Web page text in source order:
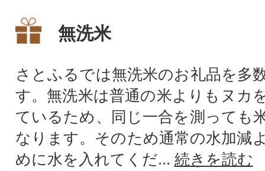
無洗米
さとふるでは無洗米のお礼品を多
す。無洗米は普通の米よりもヌカ
ているため、同じ一合を測っても
なります。そのため通常の水加減
めに水を入れてくだ... 続きを読む